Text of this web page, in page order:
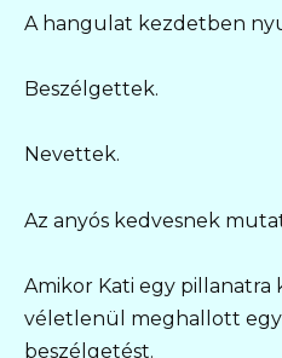
A hangulat kezdetben
Beszélgettek.
Nevettek.
Az anyós kedvesnek
Amikor Kati egy pillanatra
véletlenül meghallott
beszélgetést.